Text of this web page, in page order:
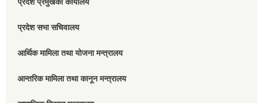
प्रदेश प्रमुखको कार्यालय
प्रदेश सभा सचिवालय
आर्थिक मामिला तथा योजना मन्त्रालय
आन्तरिक मामिला तथा कानून मन्त्रालय